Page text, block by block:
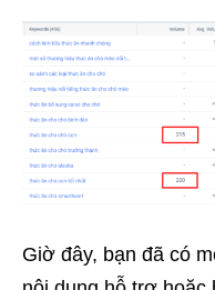
Giờ đây, bạn đã có